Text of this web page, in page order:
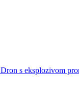
Dron s eksplozivom